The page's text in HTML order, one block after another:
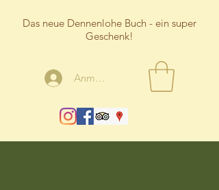
Das neue Dennenlohe Buch - ein super
Geschenk!
Anmelden